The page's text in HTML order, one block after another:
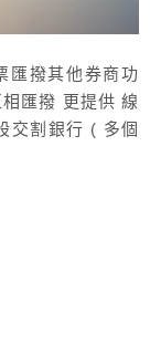
匯撥其他券商功
匯撥 更提供 線
交割銀行 ( 多個
永豐證券讓您
app > 數位e櫃